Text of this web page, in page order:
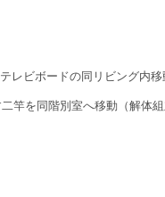
レビボードの同リビング内移
竿を同階別室へ移動（解体